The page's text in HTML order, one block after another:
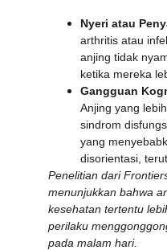
Nyeri atau
arthritis atau
anjing tidak
ketika mereka
Gangguan
Anjing yang
sindrom
yang
disorientasi,
Penelitian dari
menunjukkan bahwa
kesehatan tertentu
perilaku
pada malam hari.